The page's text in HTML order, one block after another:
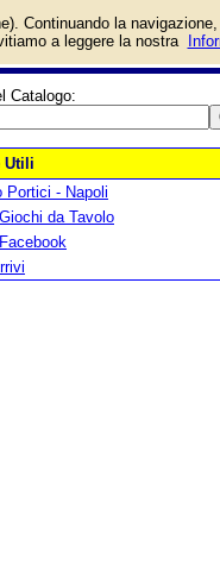
Catalogo:
Utili
Portici - Napoli
da Tavolo
Continuando la
a leggere la nostra